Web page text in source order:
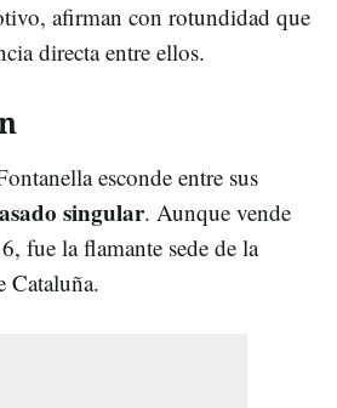
afirman con rotundidad que
directa entre ellos.
esconde entre sus
singular. Aunque vende
fue la flamante sede de la
Cataluña.